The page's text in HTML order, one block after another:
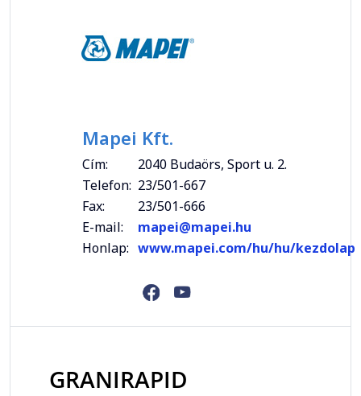
Mapei Kft.
Cím:
2040 Budaörs, Sport u. 2.
Telefon: 23/501-667
Fax:
23/501-666
E-mail:
mapei@mapei.hu
Honlap: www.mapei.com/hu/hu/kezdolap
GRANIRAPID